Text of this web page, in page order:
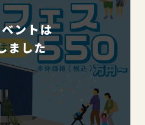
ントは
ました